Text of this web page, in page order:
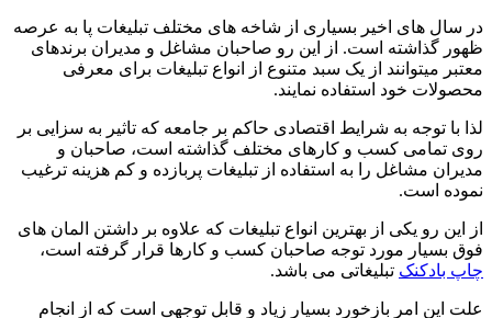
در سال های اخیر بسیاری از شاخه های مختلف تبلیغات پا به عرصه
ظهور گذاشته است. از این رو صاحبان مشاغل و مدیران برندهای
معتبر میتوانند از یک سبد متنوع از انواع تبلیغات برای معرفی
محصولات خود استفاده نمایند.
لذا با توجه به شرایط اقتصادی حاکم بر جامعه که تاثیر به سزایی بر
روی تمامی کسب و کارهای مختلف گذاشته است، صاحبان و
مدیران مشاغل را به استفاده از تبلیغات پربازده و کم هزینه ترغیب
نموده است.
از این رو یکی از بهترین انواع تبلیغات که علاوه بر داشتن المان های
فوق بسیار مورد توجه صاحبان کسب و کارها قرار گرفته است،
چاپ بادکنک تبلیغاتی می باشد.
علت این امر بازخورد بسیار زیاد و قابل توجهی است که از انجام